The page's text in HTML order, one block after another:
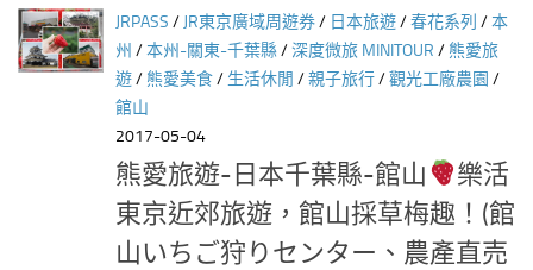
JRPASS / JR東京廣域周遊券/ 日本旅遊/春花系列 /本
州 /本州-關東-千葉縣/深度微旅 MINITOUR / 熊愛旅
遊/ 熊愛美食/ 生活休閒 /親子旅行/觀光工廠農園 /
館山
2017-05-04
熊愛旅遊-日本千葉縣-館山
樂活
東京近郊旅遊，館山採草梅趣！(館
山いちご狩りセンター、農產直売